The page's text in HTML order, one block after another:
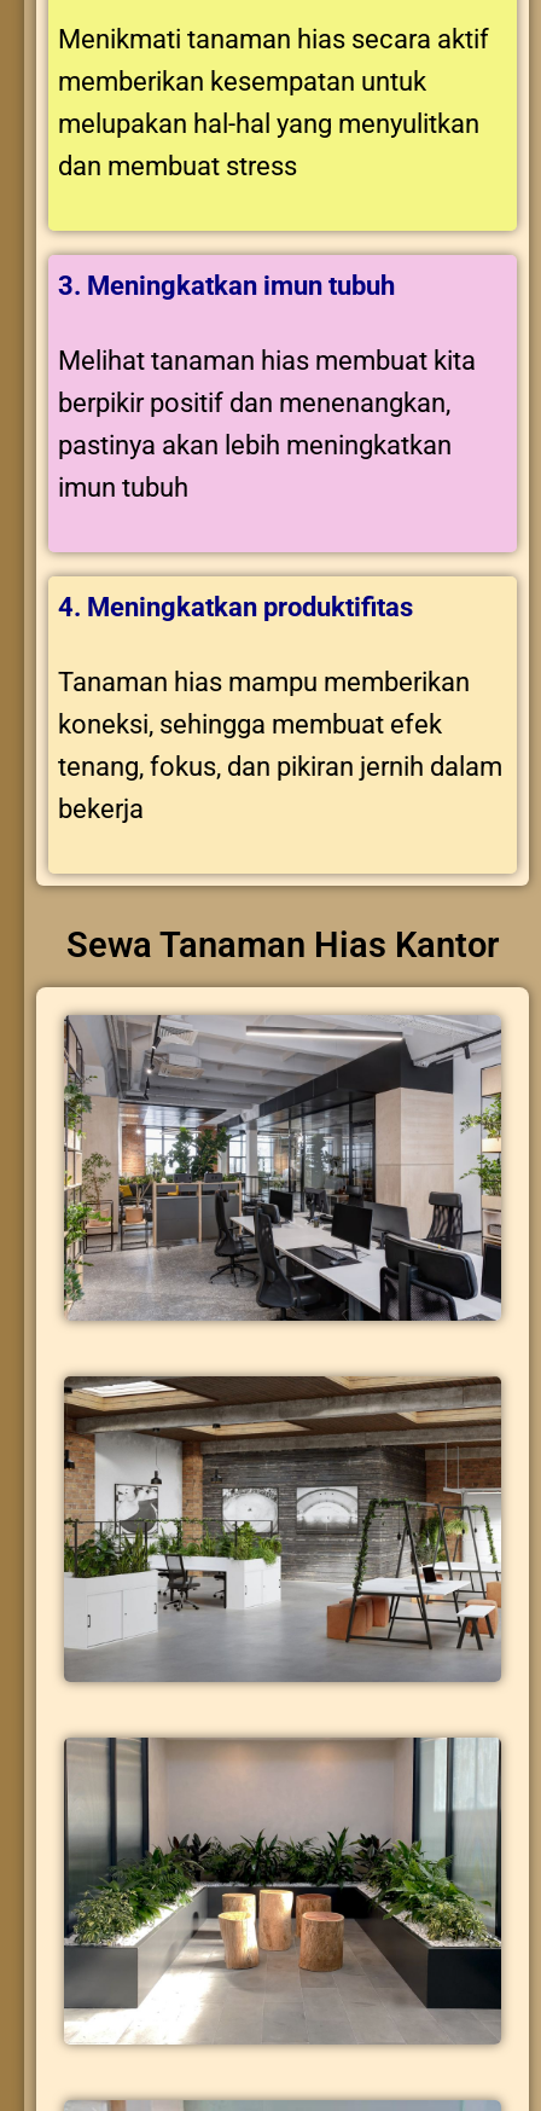
Menikmati tanaman hias secara aktif
memberikan kesempatan untuk
melupakan hal-hal yang menyulitkan
dan membuat stress
3. Meningkatkan imun tubuh
Melihat tanaman hias membuat kita
berpikir positif dan menenangkan,
pastinya akan lebih meningkatkan
imun tubuh
4. Meningkatkan produktifitas
Tanaman hias mampu memberikan
koneksi, sehingga membuat efek
tenang, fokus, dan pikiran jernih dalam
bekerja
Sewa Tanaman Hias Kantor